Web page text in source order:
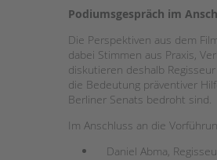
Podiumsgespräch im
Die Perspektiven aus dem
dabei Stimmen aus Praxis,
diskutieren deshalb
die Bedeutung präventiver
Berliner Senats bedroht sind.
Im Anschluss an die
Daniel Abma,